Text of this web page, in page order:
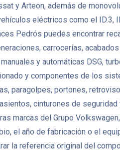
y Arteon, además de
eléctricos como el ID.3,
Pedrós puedes encontrar
carrocerías,
y automáticas DSG,
y componentes de los
paragolpes, portones,
cinturones de
marcas del Grupo
el año de fabricación o el
la referencia original del